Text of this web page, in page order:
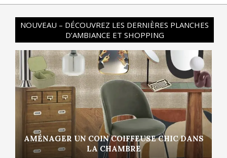
NOUVEAU – DÉCOUVREZ LES DERNIÈRES PLANCHES
D’AMBIANCE ET SHOPPING
AMÉNAGER UN COIN COIFFEUSE CHIC DANS
LA CHAMBRE